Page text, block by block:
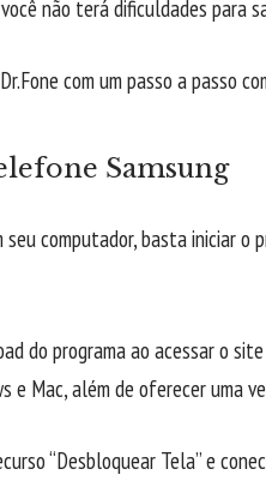
não terá dificuldades para
com um passo a passo
Samsung
seu computador, basta iniciar
do programa ao acessar o
e Mac, além de oferecer uma
“Desbloquear Tela” e